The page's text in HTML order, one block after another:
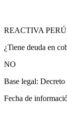
REACTIVA PERÚ
¿Tiene deuda en
NO
Base legal:
Fecha de